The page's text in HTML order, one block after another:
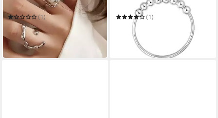
Silber od. Gold Fingerring
Damenschmuck
(1)
14,90 € UVP 19,90 €
-25%
in 4-5 Werktagen bei dir
Spinning Angst Ring Kugeln
zum Drehen
(1)
19,00 €
in 4-5 Werktagen bei dir